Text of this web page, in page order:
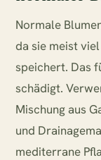
Normale
da sie meist
speichert. Das
schädigt.
Mischung aus
und
mediterrane